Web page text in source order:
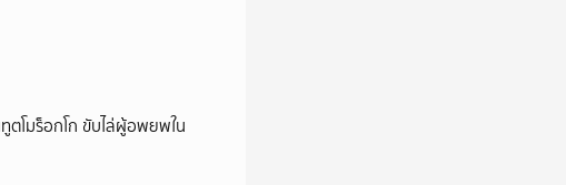
ตโมร็อกโก ขับไล่ผู้อพยพใน